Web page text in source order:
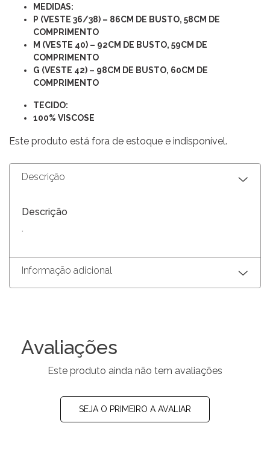
MEDIDAS:
P (VESTE 36/38) – 86CM DE BUSTO, 58CM DE
COMPRIMENTO
M (VESTE 40) – 92CM DE BUSTO, 59CM DE
COMPRIMENTO
G (VESTE 42) – 98CM DE BUSTO, 60CM DE
COMPRIMENTO
TECIDO:
100% VISCOSE
Este produto está fora de estoque e indisponível.
Descrição
Descrição
.
Informação adicional
Avaliações
Este produto ainda não tem avaliações
SEJA O PRIMEIRO A AVALIAR